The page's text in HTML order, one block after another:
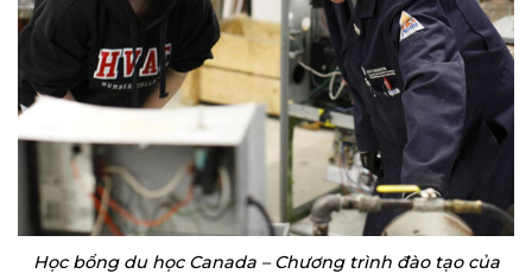
Học bổng du học Canada – Chương trình đào tạo của